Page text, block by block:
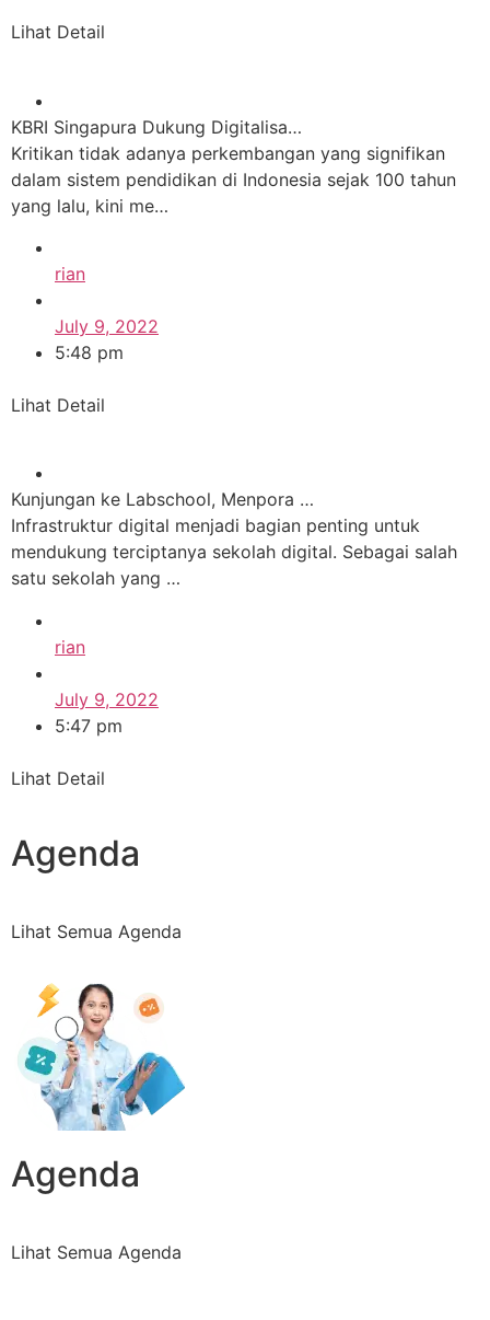
Lihat Detail
KBRI Singapura Dukung Digitalisa…
Kritikan tidak adanya perkembangan yang signifikan
dalam sistem pendidikan di Indonesia sejak 100 tahun
yang lalu, kini me…
rian
July 9, 2022
5:48 pm
Lihat Detail
Kunjungan ke Labschool, Menpora …
Infrastruktur digital menjadi bagian penting untuk
mendukung terciptanya sekolah digital. Sebagai salah
satu sekolah yang …
rian
July 9, 2022
5:47 pm
Lihat Detail
Agenda
Lihat Semua Agenda
Agenda
Lihat Semua Agenda